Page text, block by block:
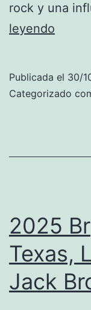
rock y una
leyendo
6
u
r
p
l
e
Publicada el 30/
Categorizado
2025
Texas,
Jack